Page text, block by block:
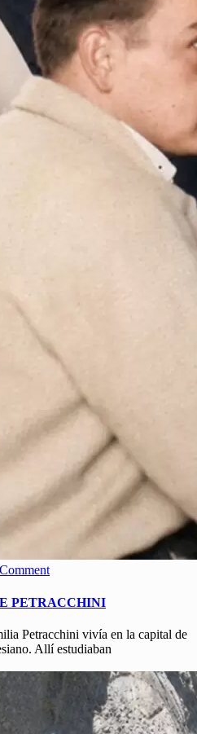
PETRACCHINI
Petracchini vivía en la capital de
Allí estudiaban